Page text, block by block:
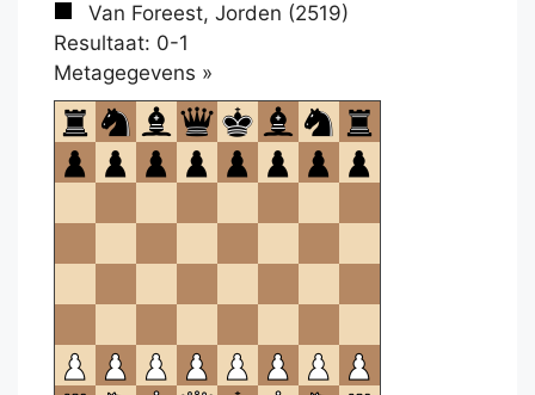
Van Foreest, Jorden (2519)
Resultaat: 0-1
Metagegevens »
om
te
openen.